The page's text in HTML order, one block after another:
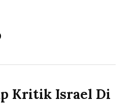
Kritik Israel Di